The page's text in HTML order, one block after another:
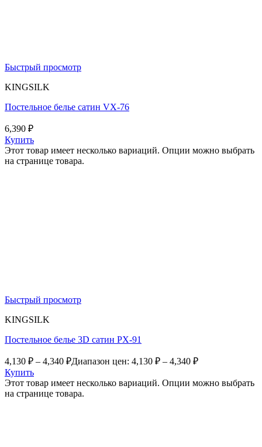
Быстрый просмотр
KINGSILK
Постельное белье сатин VX-76
6,390 ₽
Купить
Этот товар имеет несколько вариаций. Опции можно выбрать
на странице товара.
Быстрый просмотр
KINGSILK
Постельное белье 3D сатин PX-91
4,130 ₽ – 4,340 ₽Диапазон цен: 4,130 ₽ – 4,340 ₽
Купить
Этот товар имеет несколько вариаций. Опции можно выбрать
на странице товара.